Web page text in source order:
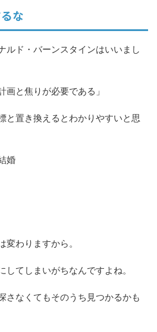
な
ルド・バーンスタインはいいまし
画と焦りが必要である」
と置き換えるとわかりやすいと思
婚
わりますから。
してしまいがちなんですよね。
さなくてもそのうち見つかるかも